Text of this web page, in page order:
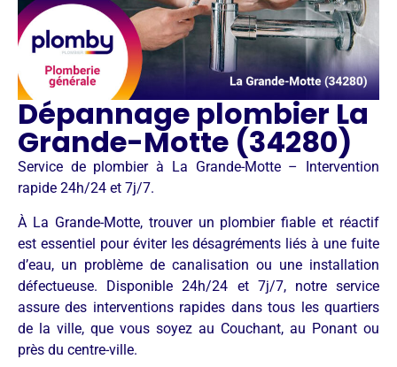
Dépannage plombier La
Grande-Motte (34280)
Service de plombier à La Grande-Motte – Intervention
rapide 24h/24 et 7j/7.
À La Grande-Motte, trouver un plombier fiable et réactif
est essentiel pour éviter les désagréments liés à une fuite
d’eau, un problème de canalisation ou une installation
défectueuse. Disponible 24h/24 et 7j/7, notre service
assure des interventions rapides dans tous les quartiers
de la ville, que vous soyez au Couchant, au Ponant ou
près du centre-ville.